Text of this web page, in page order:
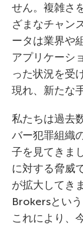
せん。複雑さ
ざまなチャン
ータは業界や
アプリケーシ
った状況を受
現れ、新たな
私たちは過去
バー犯罪組織
子を見てきま
に対する脅威
が拡大してき
Brokersとい
これにより、